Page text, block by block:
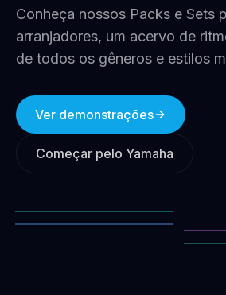
Conheça nossos Packs e Sets
arranjadores, um acervo de
de todos os gêneros e estilos
Ver demonstrações
Começar pelo Yamaha